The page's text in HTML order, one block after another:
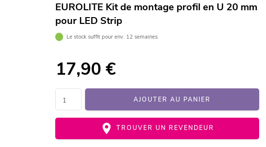
EUROLITE Kit de montage profil en U 20 mm
pour LED Strip
Le stock suffit pour env. 12 semaines.
17,90 €
AJOUTER AU PANIER
TROUVER UN REVENDEUR